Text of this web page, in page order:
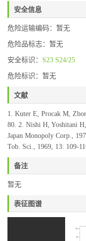
安全信息
危险运输编码：暂无
危险品标志：暂无
安全标识： S23 S24/25
危险标识：暂无
文献
1. Kuter E, Procak M,
80. 2. Nishi H, Yoshitani
Japan Monopoly Corp.,
Tob. Sci., 1969, 13: 109-
备注
暂无
表征图谱